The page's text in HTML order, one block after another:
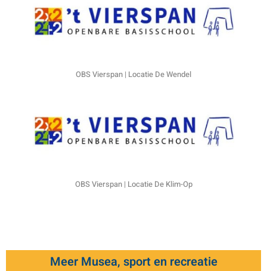
OBS Vierspan | Locatie De Wendel
OBS Vierspan | Locatie De Klim-Op
Meer Musea, sport en recreatie